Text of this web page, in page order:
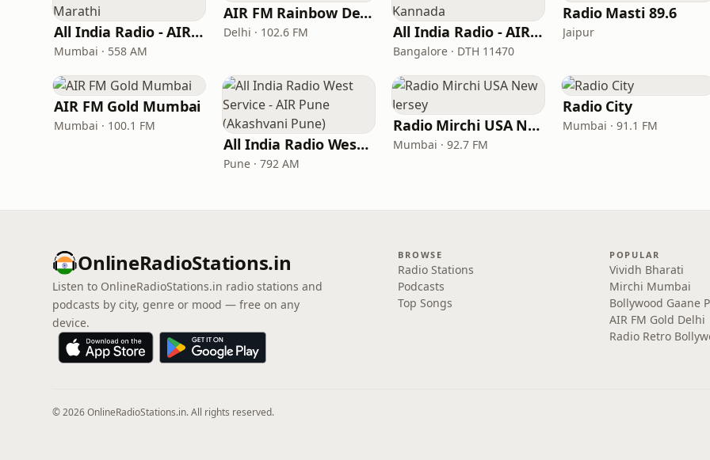
All India Radio - AIR Marathi
Mumbai · 558 AM
AIR FM Rainbow Delhi
Delhi · 102.6 FM All India Radio - AIR Kannada
Bangalore · DTH 11470
Radio Masti 89.6
Jaipur
AIR FM Gold Mumbai
Mumbai · 100.1 FM
All India Radio West Service - AIR Pune (Akashvani Pune)
Pune · 792 AM
Radio Mirchi USA New Jersey
Mumbai · 92.7 FM
Radio City
Mumbai · 91.1 FM
OnlineRadioStations.in
Listen to OnlineRadioStations.in radio stations and
podcasts by city, genre or mood — free on any
device.
BROWSE
Radio Stations
Podcasts
Top Songs
POPULAR
Vividh Bharati
Mirchi Mumbai
Bollywood Gaane
AIR FM Gold Delhi
Radio Retro
© 2026 OnlineRadioStations.in. All rights reserved.